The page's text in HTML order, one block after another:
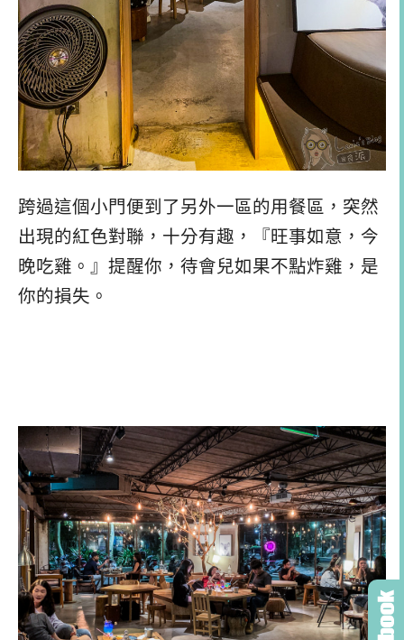
跨過這個小門便到了另外一區的用餐區，突然
出現的紅色對聯，十分有趣，『旺事如意，今
晚吃雞。』提醒你，待會兒如果不點炸雞，是
你的損失。